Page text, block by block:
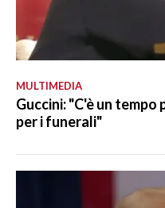
MULTIMEDIA
Guccini: "C'è un tempo
per i funerali"